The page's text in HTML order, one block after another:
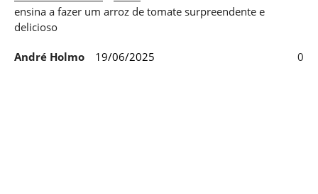
ensina a fazer um arroz de tomate surpreendente e
delicioso
André Holmo 19/06/2025 0